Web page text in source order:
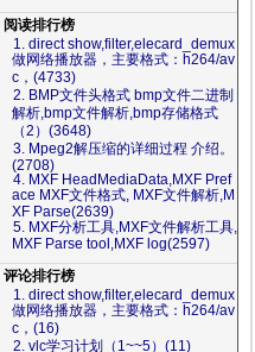
阅读排行榜
1. direct show,filter,elecard_demux
做网络播放器，主要格式：h264/av
c，(4733)
2. BMP文件头格式 bmp文件二进制
解析,bmp文件解析,bmp存储格式
（2）(3648)
3. Mpeg2解压缩的详细过程 介绍。
(2708)
4. MXF HeadMediaData,MXF Pref
ace MXF文件格式, MXF文件解析,M
XF Parse(2639)
5. MXF分析工具,MXF文件解析工具,
MXF Parse tool,MXF log(2597)
评论排行榜
1. direct show,filter,elecard_demux
做网络播放器，主要格式：h264/av
c，(16)
2. vlc学习计划（1~~5）(11)